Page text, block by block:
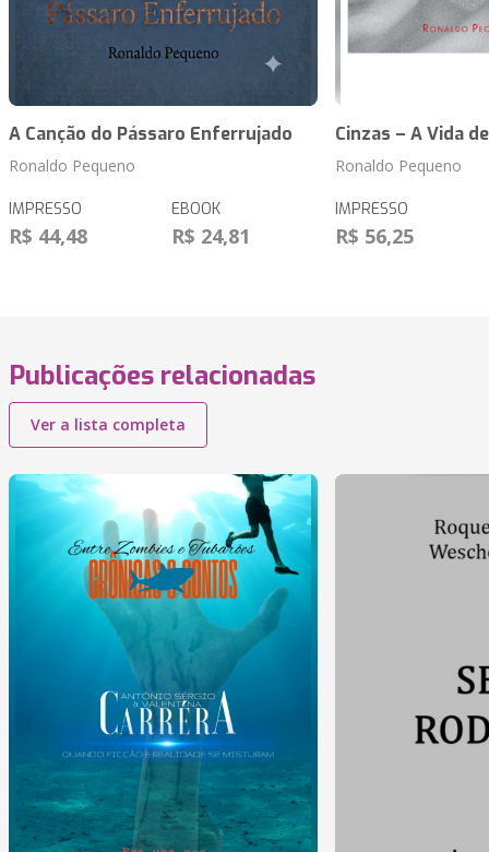
A Canção do Pássaro Enferrujado
Ronaldo Pequeno
IMPRESSO
R$ 44,48
EBOOK
R$ 24,81
Cinzas – A Vida
Ronaldo Pequeno
IMPRESSO
R$ 56,25
Publicações relacionadas
Ver a lista completa